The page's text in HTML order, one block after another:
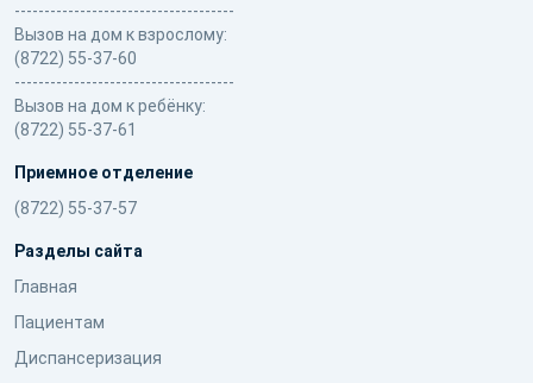
-------------------------------------
Вызов на дом к взрослому:
(8722) 55-37-60
-------------------------------------
Вызов на дом к ребёнку:
(8722) 55-37-61
Приемное отделение
(8722) 55-37-57
Разделы сайта
Главная
Пациентам
Диспансеризация